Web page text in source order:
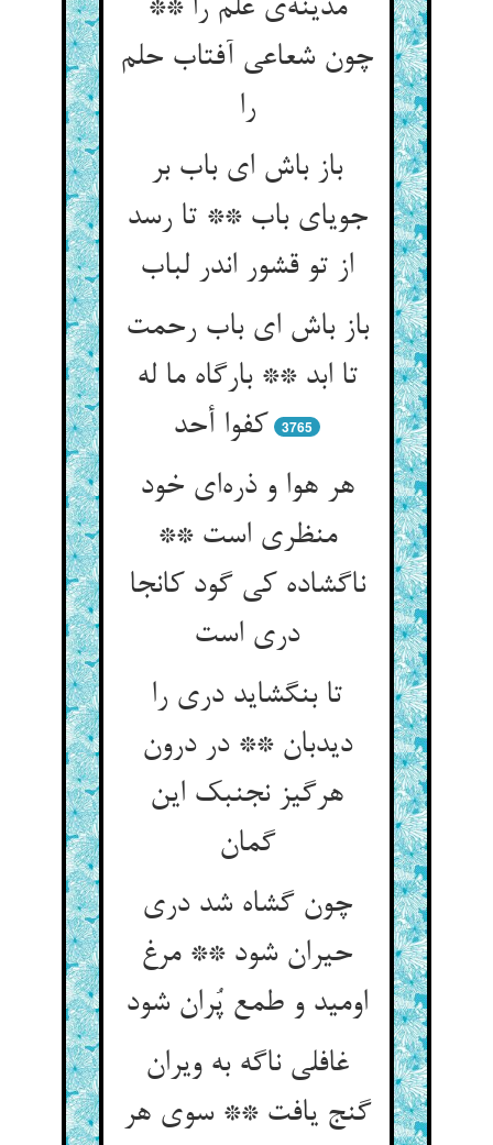
مدینه‌‌ی علم را **
چون شعاعی آفتاب حلم
را
باز باش ای باب بر
جویای باب ** تا رسد
باز باش ای باب رحمت
تا ابد ** بارگاه ما له
کفوا أحد
3765
هر هوا و ذره‌‌ای خود
منظری است **
ناگشاده کی گود کانجا
تا بنگشاید دری را
ديدبان ** در درون
هرگیز نجنبك این
گمان
چون گشاه شد دری
حیران شود ** مرغ
اومید و طمع پُران شود
غافلی ناگه به ویران
گنج یافت ** سوی هر